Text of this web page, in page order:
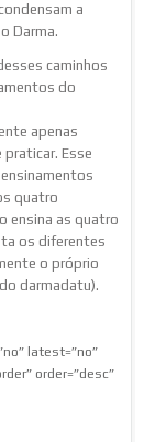
a
Darma.
caminhos
do
apenas
praticar. Esse
quatro
ensina as quatro
os diferentes
o próprio
darmadatu).
latest=”no”
order=”desc”